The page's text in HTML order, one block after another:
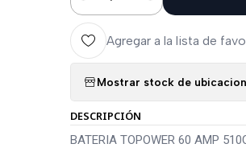
Cantidad
Agregar a la lista de
Mostrar stock de
DESCRIPCIÓN
BATERIA TOPOWER 60 AMP